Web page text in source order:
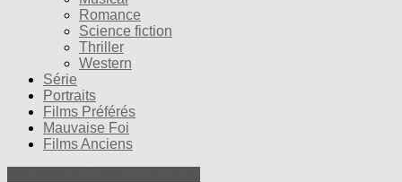
Romance
Science fiction
Thriller
Western
Série
Portraits
Films Préférés
Mauvaise Foi
Films Anciens